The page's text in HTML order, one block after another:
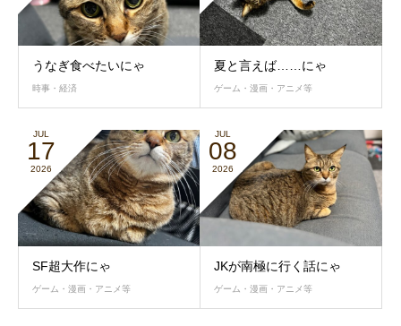
うなぎ食べたいにゃ
時事・経済
夏と言えば……にゃ
ゲーム・漫画・アニメ等
JUL
17
2026
SF超大作にゃ
ゲーム・漫画・アニメ等
JUL
08
2026
JKが南極に行く話にゃ
ゲーム・漫画・アニメ等